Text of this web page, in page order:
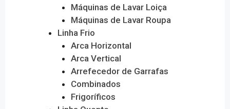
Máquinas de Lavar Loiça
Máquinas de Lavar Roupa
Linha Frio
Arca Horizontal
Arca Vertical
Arrefecedor de Garrafas
Combinados
Frigoríficos